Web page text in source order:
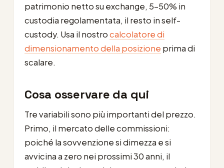
patrimonio netto su exchange, 5-50% in
custodia regolamentata, il resto in self-
custody. Usa il nostrocalcolatore di
dimensionamento della posizione prima di
scalare.
Cosa osservare da qui
Tre variabili sono più importanti del prezzo.
Primo, il mercato delle commissioni:
poiché la sovvenzione si dimezza e si
avvicina a zero nei prossimi 30 anni, il